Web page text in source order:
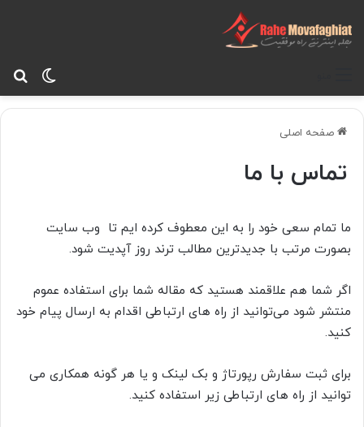
تغییر
صفحه اصلی
تماس با ما
ما تمام سعی خود را به این معطوف کرده ایم تا وب سایت
بصورت مرتب با جدیدترین مطالب ترند روز آپدیت شود.
اگر شما هم علاقمند هستید که مقاله شما برای استفاده عموم
منتشر شود می‌توانید از راه های ارتباطی اقدام به ارسال پیام خود
کنید.
برای ثبت سفارش رپورتاژ و بک لینک و یا هر گونه همکاری می
توانید از راه های ارتباطی زیر استفاده کنید.